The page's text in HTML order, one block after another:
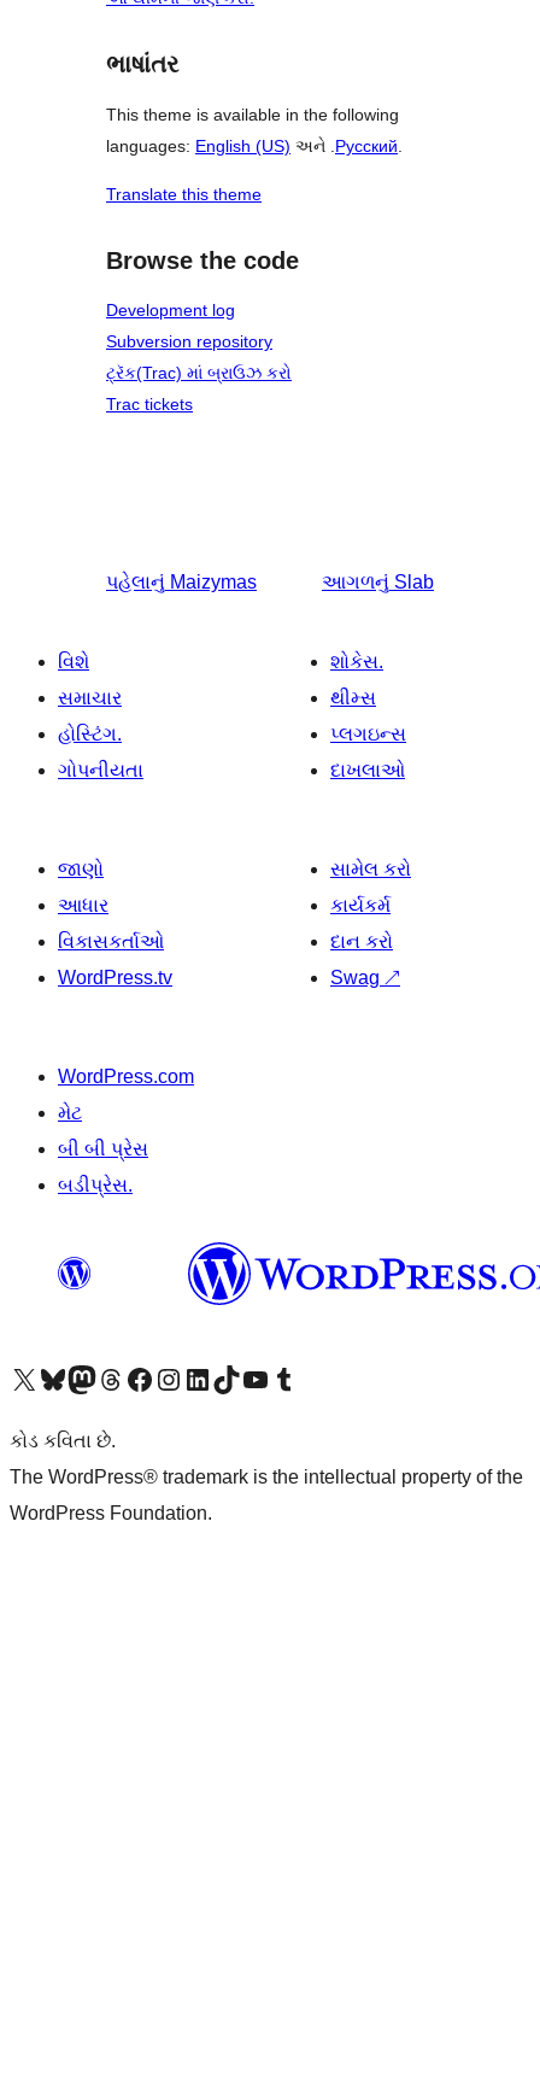
ભાષાંતર
This theme is available in the following
languages: English (US) અને . Русский
Translate this theme
Browse the code
Development log
Subversion repository
ટ્રૅક(Trac) માં બ્રાઉઝ કરો
Trac tickets
પહેલાનું Maizymas આગળનું Slab
વિશે
સમાચાર
હોસ્ટિંગ.
ગોપનીયતા
શોકેસ.
થીમ્સ
પ્લગઇન્સ
દાખલાઓ
જાણો
આધાર
વિકાસકર્તાઓ
WordPress.tv
સામેલ કરો
કાર્યકર્મ
દાન કરો
Swag ↗
WordPress.com
મેટ
બી બી પ્રેસ
બડીપ્રેસ.
અમારા X (અગાઉ ટ્વિટર) એકાઉન્ટની મુલાકાત લોઅમારા Bluesky એકાઉન્ટની મુલાકાત લોઅમારા માસ્ટોડોન એકાઉન્ટની મુલાકાત લોઅમારા Threads એકાઉન્ટની મુલાકાત લો અમારા ફેસબુક પેજની મુલાકાત લોઅમારા ઇન્સ્ટાગ્રામ એકાઉન્ટની મુલાકાત લો અમારા LinkedIn એકાઉન્ટની મુલાકાત લોઅમારા TikTok એકાઉન્ટની મુલાકાત લોઅમારી YouTube ચેનલની મુલાકાત લો અમારા Tumblr એકાઉન્ટની મુલાકાત લો
કોડ કવિતા છે.
The WordPress® trademark is the intellectual property of the
WordPress Foundation.